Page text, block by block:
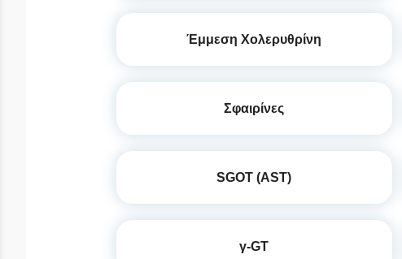
Έμμεση Χολερυθρίνη
Σφαιρίνες
SGOT (AST)
γ-GT